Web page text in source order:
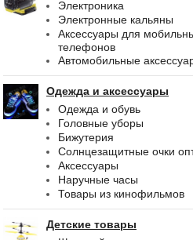
Электроника
Электронные кальяны
Аксессуары для
телефонов
Автомобильные
Одежда и аксессуары
Одежда и обувь
Головные уборы
Бижутерия
Солнцезащитные очки
Аксессуары
Наручные часы
Товары из кинофильмов
Детские товары